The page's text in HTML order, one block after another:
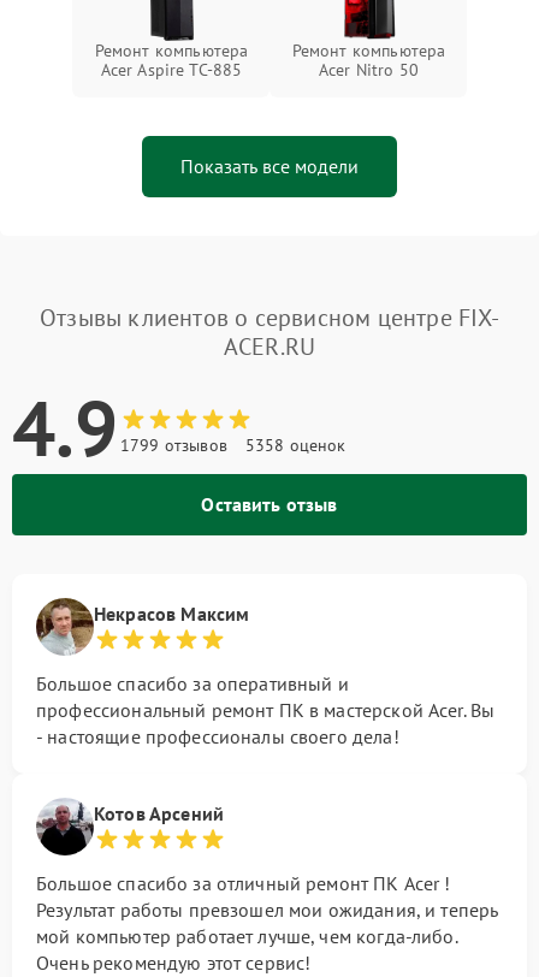
Ремонт компьютера
Acer Aspire TC-885
Ремонт компьютера
Acer Nitro 50
Показать все модели
Отзывы клиентов о сервисном центре FIX-
ACER.RU
4.9 1799 отзывов 5358 оценок
Оставить отзыв
Некрасов Максим
Большое спасибо за оперативный и
профессиональный ремонт ПК в мастерской Acer. Вы
- настоящие профессионалы своего дела!
Котов Арсений
Большое спасибо за отличный ремонт ПК Acer !
Результат работы превзошел мои ожидания, и теперь
мой компьютер работает лучше, чем когда-либо.
Очень рекомендую этот сервис!